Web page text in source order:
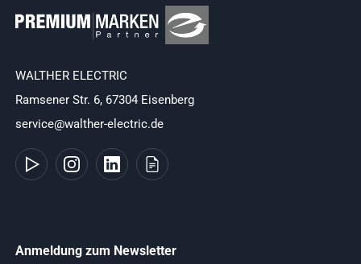
WALTHER ELECTRIC
Ramsener Str. 6, 67304 Eisenberg
service@walther-electric.de
Anmeldung zum Newsletter